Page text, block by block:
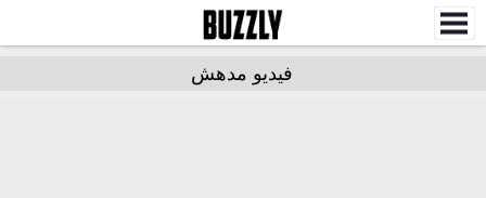
فيديو مدهش